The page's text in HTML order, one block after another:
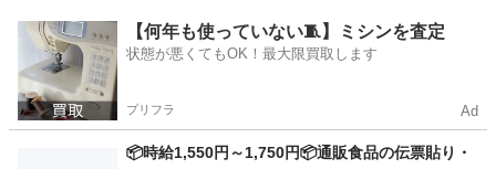
埼玉 久喜市 軽作業 郵便番号
【何年も使っていない🧵】ミシンを査定
状態が悪くてもOK！最大限買取します
プリフラ Ad
📦時給1,550円～1,750円📦通販食品の伝票貼り・